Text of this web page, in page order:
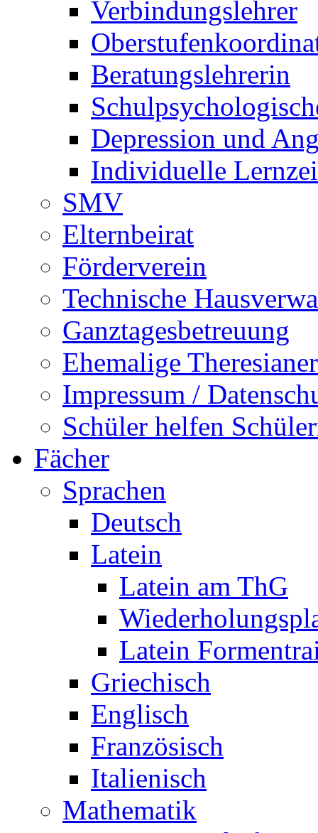
Verbindungslehrer
Beratungslehrerin
Depression und
Individuelle
SMV
Elternbeirat
Förderverein
Technische
Ganztagesbetreuung
Ehemalige Theresianer
Impressum /
Schüler helfen
Fächer
Sprachen
Deutsch
Latein
Latein am ThG
Latein
Griechisch
Englisch
Französisch
Italienisch
Mathematik